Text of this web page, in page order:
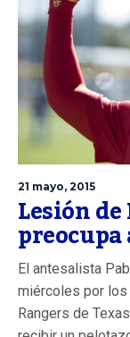
21 mayo, 2015
Lesión
El antesalista
miércoles por
Rangers de